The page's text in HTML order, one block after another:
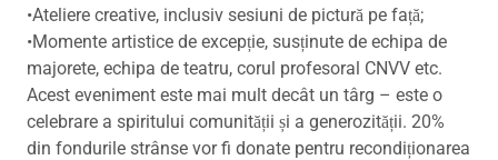
•Ateliere creative, inclusiv sesiuni de pictură pe față;
•Momente artistice de excepție, susținute de echipa de
majorete, echipa de teatru, corul profesoral CNVV etc.
Acest eveniment este mai mult decât un târg – este o
celebrare a spiritului comunității și a generozității. 20%
din fondurile strânse vor fi donate pentru recondiționarea